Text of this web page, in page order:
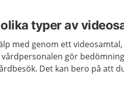
typer av
med genom ett
gör
Det kan bero på att